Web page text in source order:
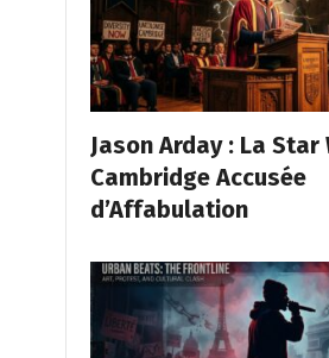
Jason Arday : La Star
Cambridge Accusée
d’Affabulation